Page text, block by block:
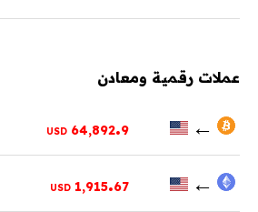
عملات رقمية ومعادن
←
64,892.9
USD
←
1,915.67
USD